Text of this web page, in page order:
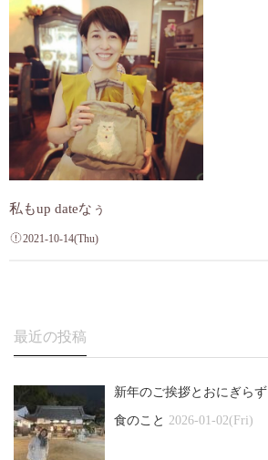
私もup dateなぅ
2021-10-14(Thu)
最近の投稿
新年のご挨拶とおにぎらず
食のこと 2026-01-02(Fri)